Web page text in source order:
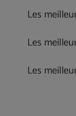
Les
Les
Les